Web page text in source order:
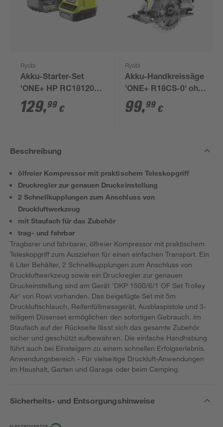
Ryobi
Akku-Starter-Set
'ONE+ HP RC18120-
150X' 18 V 5,0 Ah mit
Akku und Ladegerät
129,99 €
Ryobi
Akku-Handkreissäge
'ONE+ R18CS-0' ohne
Akku, Ø 165 mm
99,99 €
Beschreibung
ölfreier Kompressor mit praktischem Teleskopgriff
Druckregler zur genauen Druckeinstellung
2 Schnellkupplungen zum Anschluss von
Druckluftwerkzeug
mit Staufach für das Zubehör
trag- und fahrbar
Tragbarer und fahrbarer, ölfreier Kompressor mit praktischem
Teleskopgriff zum Ausziehen für einen einfachen Transport. Ein
6 Liter Behälter, 2 Schnellkupplungen zum Anschluss von
Druckluftwerkzeug sowie ein Druckregler zur genauen
Druckeinstellung sind am Gerät 'DKP 1500/6/1 OF Set Trolley
Air' von Rowi vorhanden. Das beigefügte Set mit 5m
Druckluftschlauch, Reifenfüllmessgerät, Ausblaspistole und 3-
teiligem Düsenset ermöglichen den sofortigen Gebrauch. Im
Staufach auf der Rückseite lässt sich das gesamte Zubehör
sicher und geschützt aufbewahren. Die einfache Handhabung
führt auch bei Einsteigern zu einem schnellen Erfolgserlebnis.
Anwendungsbereich - Für vielseitige Druckluft-Anwendungen
im Haushalt, Garten und Garage oder beim Camping.
Sicherheits- und Entsorgungshinweise